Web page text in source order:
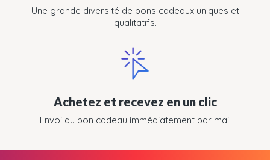
Une grande diversité de bons cadeaux uniques et
qualitatifs.
Achetez et recevez en un clic
Envoi du bon cadeau immédiatement par mail